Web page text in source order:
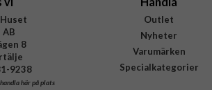
AB
8
9238
här på plats
Outlet
Nyheter
Varumärken
Specialkategorier